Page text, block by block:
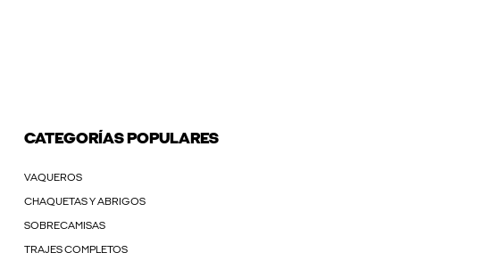
CATEGORÍAS POPULARES
VAQUEROS
CHAQUETAS Y ABRIGOS
SOBRECAMISAS
TRAJES COMPLETOS